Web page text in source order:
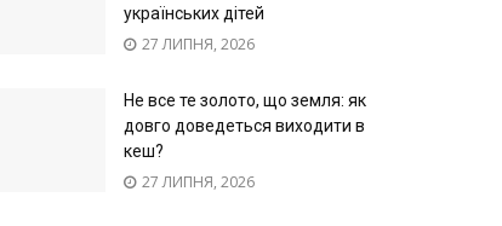
українських дітей
27 ЛИПНЯ, 2026
Не все те золото, що земля: як
довго доведеться виходити в
кеш?
27 ЛИПНЯ, 2026